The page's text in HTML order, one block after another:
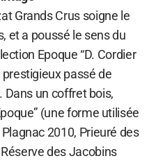
Grands Crus soigne le
et a poussé le sens du
Epoque “D. Cordier
passé de
Dans un coffret bois,
(une forme utilisée
2010, Prieuré des
des Jacobins